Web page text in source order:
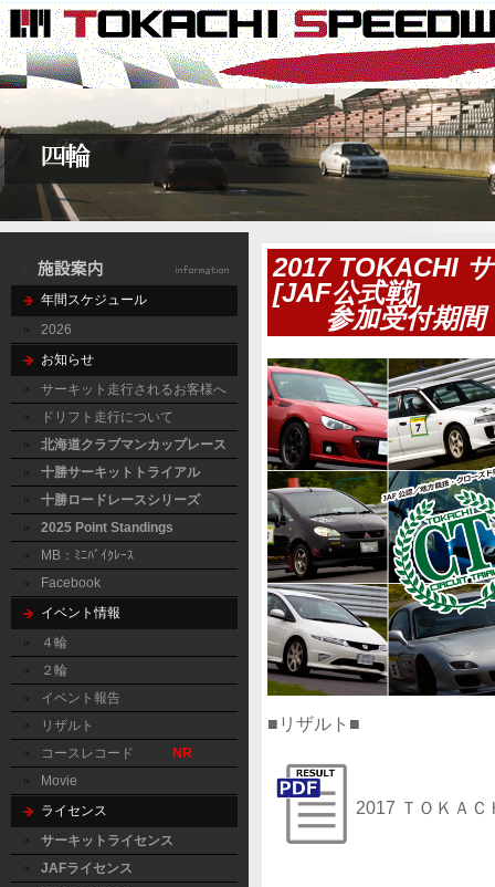
年間スケジュール
2026
お知らせ
サーキット走行されるお客様へ
ドリフト走行について
北海道クラブマンカップレース
十勝サーキットトライアル
十勝ロードレースシリーズ
2025 Point Standings
MB：ﾐﾆﾊﾞｲｸﾚｰｽ
Facebook
イベント情報
４輪
２輪
イベント報告
リザルト
コースレコード
NR
Movie
ライセンス
サーキットライセンス
JAFライセンス
2017 TOKACHI
[JAF公式戦]
参加受付期間
■リザルト■
2017 ＴＯＫＡ